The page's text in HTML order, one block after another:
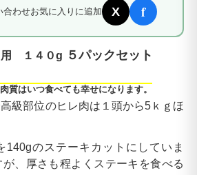
合わせお気に入りに追加 X f
用 １４０g ５パックセット
質はいつ食べても幸せになります。
級部位のヒレ肉は１頭から5ｋｇほ
140gのステーキカットにしていま
、厚さも程よくステーキを食べる